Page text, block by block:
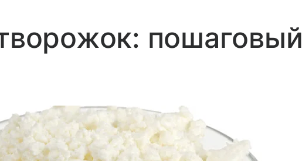
пошаговый